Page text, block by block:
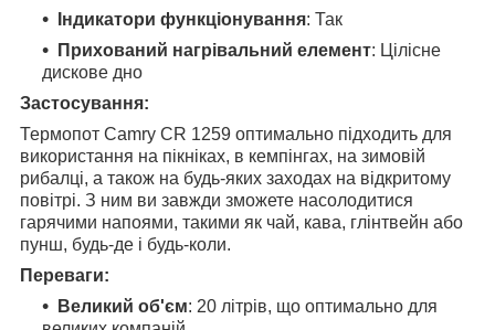
Індикатори функціонування: Так
Прихований нагрівальний елемент: Цілісне
дискове дно
Застосування:
Термопот Camry CR 1259 оптимально підходить для
використання на пікніках, в кемпінгах, на зимовій
рибалці, а також на будь-яких заходах на відкритому
повітрі. З ним ви завжди зможете насолодитися
гарячими напоями, такими як чай, кава, глінтвейн або
пунш, будь-де і будь-коли.
Переваги:
Великий об'єм: 20 літрів, що оптимально для